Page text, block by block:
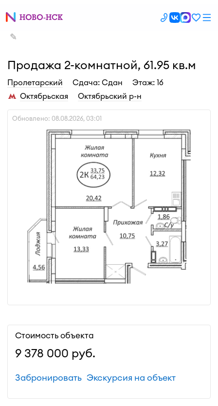
✎
Продажа 2-комнатной, 61.95 кв.м
Пролетарский Cдача: Сдан
Этаж: 16
Октябрьская
Октябрьский р-н
Обновлено: 08.08.2026, 03:01
Стоимость объекта
9 378 000 руб.
Экскурсия на объект
Забронировать